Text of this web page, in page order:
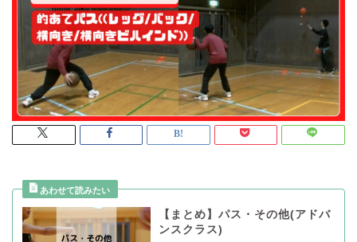
【まとめ】パス・その他(アドバ
ンスクラス)